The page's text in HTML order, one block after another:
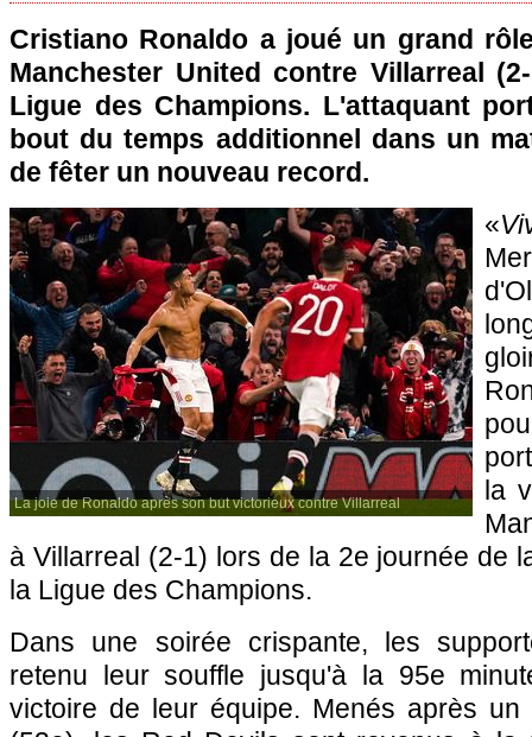
Cristiano Ronaldo a joué un grand
Manchester United contre Villarreal
Ligue des Champions. L'attaquant
bout du temps additionnel dans un
de fêter un nouveau record.
La joie de Ronaldo après son but victorieux contre Villarreal
«
la
à Villarreal (2-1) lors de la 2e journée de
la Ligue des Champions.
Dans une soirée crispante, les
retenu leur souffle jusqu'à la 95e
victoire de leur équipe. Menés après